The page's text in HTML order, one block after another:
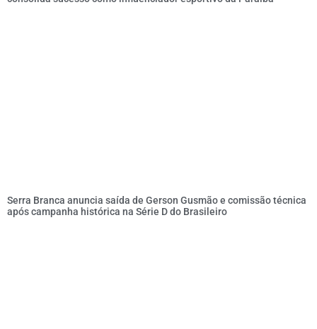
Serra Branca anuncia saída de Gerson Gusmão e comissão técnica
após campanha histórica na Série D do Brasileiro